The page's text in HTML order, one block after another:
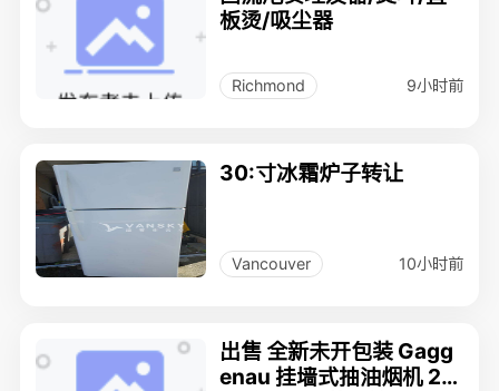
板烫/吸尘器
Richmond 9小时前
30:寸冰霜炉子转让
Vancouver 10小时前
出售 全新未开包装 Gagg
enau 挂墙式抽油烟机 20